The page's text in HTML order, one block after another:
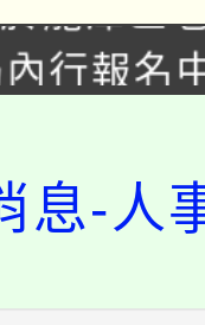
行報名
動會8/
池舉行。
戶享有免
低收入戶
息-人